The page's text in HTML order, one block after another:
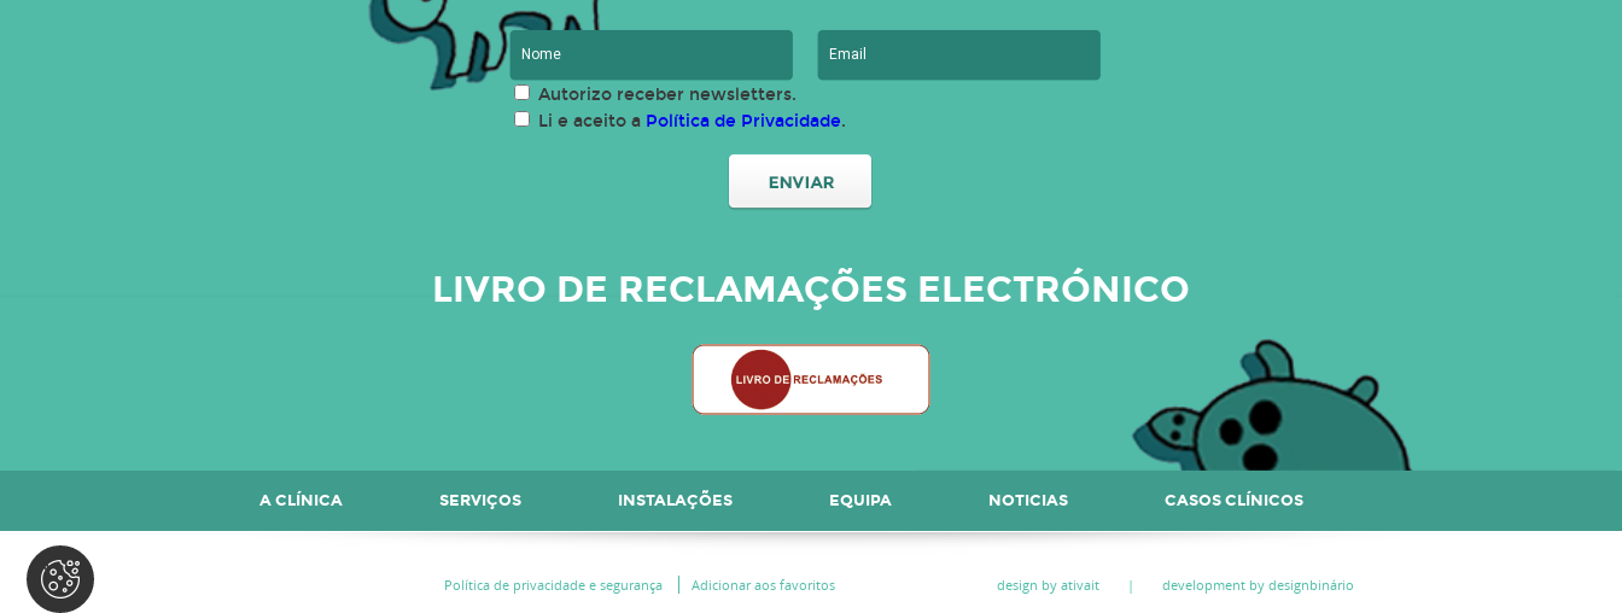
Autorizo receber newsletters.
Li e aceito a Política de Privacidade.
LIVRO DE RECLAMAÇÕES ELECTRÓNICO
A CLÍNICA SERVIÇOS INSTALAÇÕES EQUIPA NOTICIAS CASOS CLÍNICOS
Política de privacidade e segurança Adicionar aos favoritos design by ativait | development by designbinário